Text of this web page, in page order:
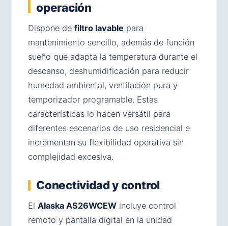
operación
Dispone de filtro lavable para
mantenimiento sencillo, además de función
sueño que adapta la temperatura durante el
descanso, deshumidificación para reducir
humedad ambiental, ventilación pura y
temporizador programable. Estas
características lo hacen versátil para
diferentes escenarios de uso residencial e
incrementan su flexibilidad operativa sin
complejidad excesiva.
Conectividad y control
El Alaska AS26WCEW incluye control
remoto y pantalla digital en la unidad